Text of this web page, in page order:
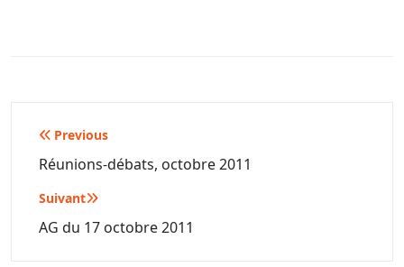
Navigation
de
l’article
Previous
Réunions-débats, octobre 2011
Suivant
AG du 17 octobre 2011